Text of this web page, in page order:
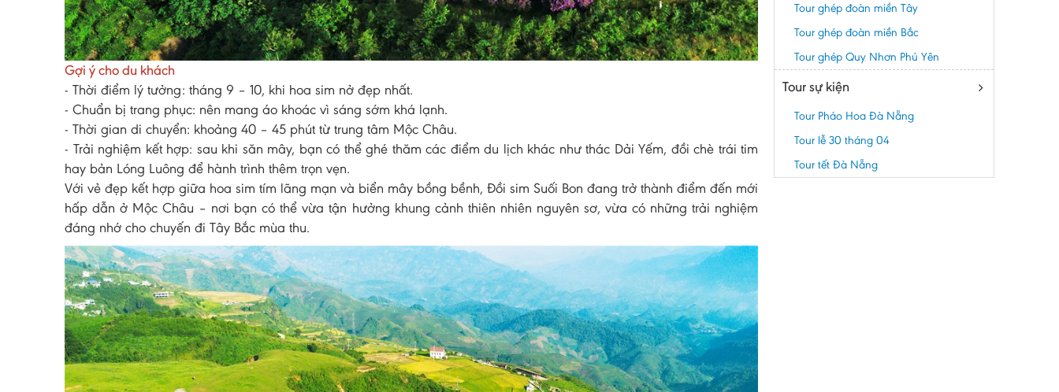
Gợi ý cho du khách
- Thời điểm lý tưởng: tháng 9 – 10, khi hoa sim nở đẹp nhất.
- Chuẩn bị trang phục: nên mang áo khoác vì sáng sớm khá lạnh.
- Thời gian di chuyển: khoảng 40 – 45 phút từ trung tâm Mộc Châu.
- Trải nghiệm kết hợp: sau khi săn mây, bạn có thể ghé thăm các điểm du lịch khác như thác Dải Yếm, đồi chè trái tim
hay bản Lóng Luông để hành trình thêm trọn vẹn.
Với vẻ đẹp kết hợp giữa hoa sim tím lãng mạn và biển mây bồng bềnh, Đồi sim Suối Bon đang trở thành điểm đến mới
hấp dẫn ở Mộc Châu – nơi bạn có thể vừa tận hưởng khung cảnh thiên nhiên nguyên sơ, vừa có những trải nghiệm
đáng nhớ cho chuyến đi Tây Bắc mùa thu.
Tour ghép đoàn miền Tây
Tour ghép đoàn miền Bắc
Tour ghép Quy Nhơn Phú Yên
Tour sự kiện
Tour Pháo Hoa Đà Nẵng
Tour lễ 30 tháng 04
Tour tết Đà Nẵng